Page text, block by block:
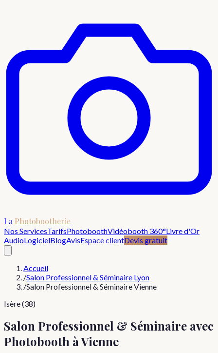
La Photobootherie
Nos ServicesTarifsPhotoboothVidéobooth 360°Livre d'Or
AudioLogicielBlogAvisEspace clientDevis gratuit
Accueil
/Salon Professionnel & Séminaire Lyon
/Salon Professionnel & Séminaire Vienne
Isère (38)
Salon Professionnel & Séminaire avec
Photobooth à Vienne